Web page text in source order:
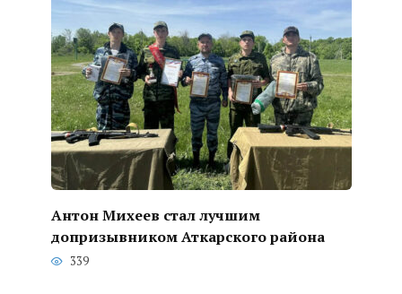
Антон Михеев стал лучшим
допризывником Аткарского района
339